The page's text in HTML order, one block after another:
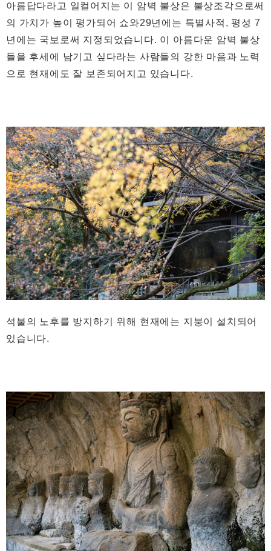
아름답다라고 일컬어지는 이 암벽 불상은 불상조각으로써
의 가치가 높이 평가되어 쇼와29년에는 특별사적, 평성 7
년에는 국보로써 지정되었습니다. 이 아름다운 암벽 불상
들을 후세에 남기고 싶다라는 사람들의 강한 마음과 노력
으로 현재에도 잘 보존되어지고 있습니다.
석불의 노후를 방지하기 위해 현재에는 지붕이 설치되어
있습니다.